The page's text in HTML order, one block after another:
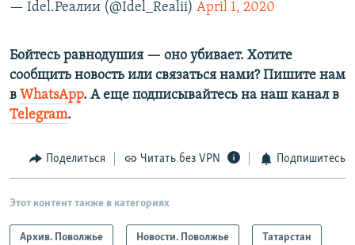
— Idel.Реалии (@Idel_Realii) April 1, 2020
Бойтесь равнодушия — оно убивает. Хотите
сообщить новость или связаться нами? Пишите нам
в WhatsApp. А еще подписывайтесь на наш канал в
Telegram.
Поделиться Читать без VPN Подпишитесь
Этот контент также в категориях
Архив. Поволжье Новости. Поволжье Татарстан